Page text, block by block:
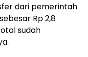
dari pemerintah
Rp 2,8
sudah